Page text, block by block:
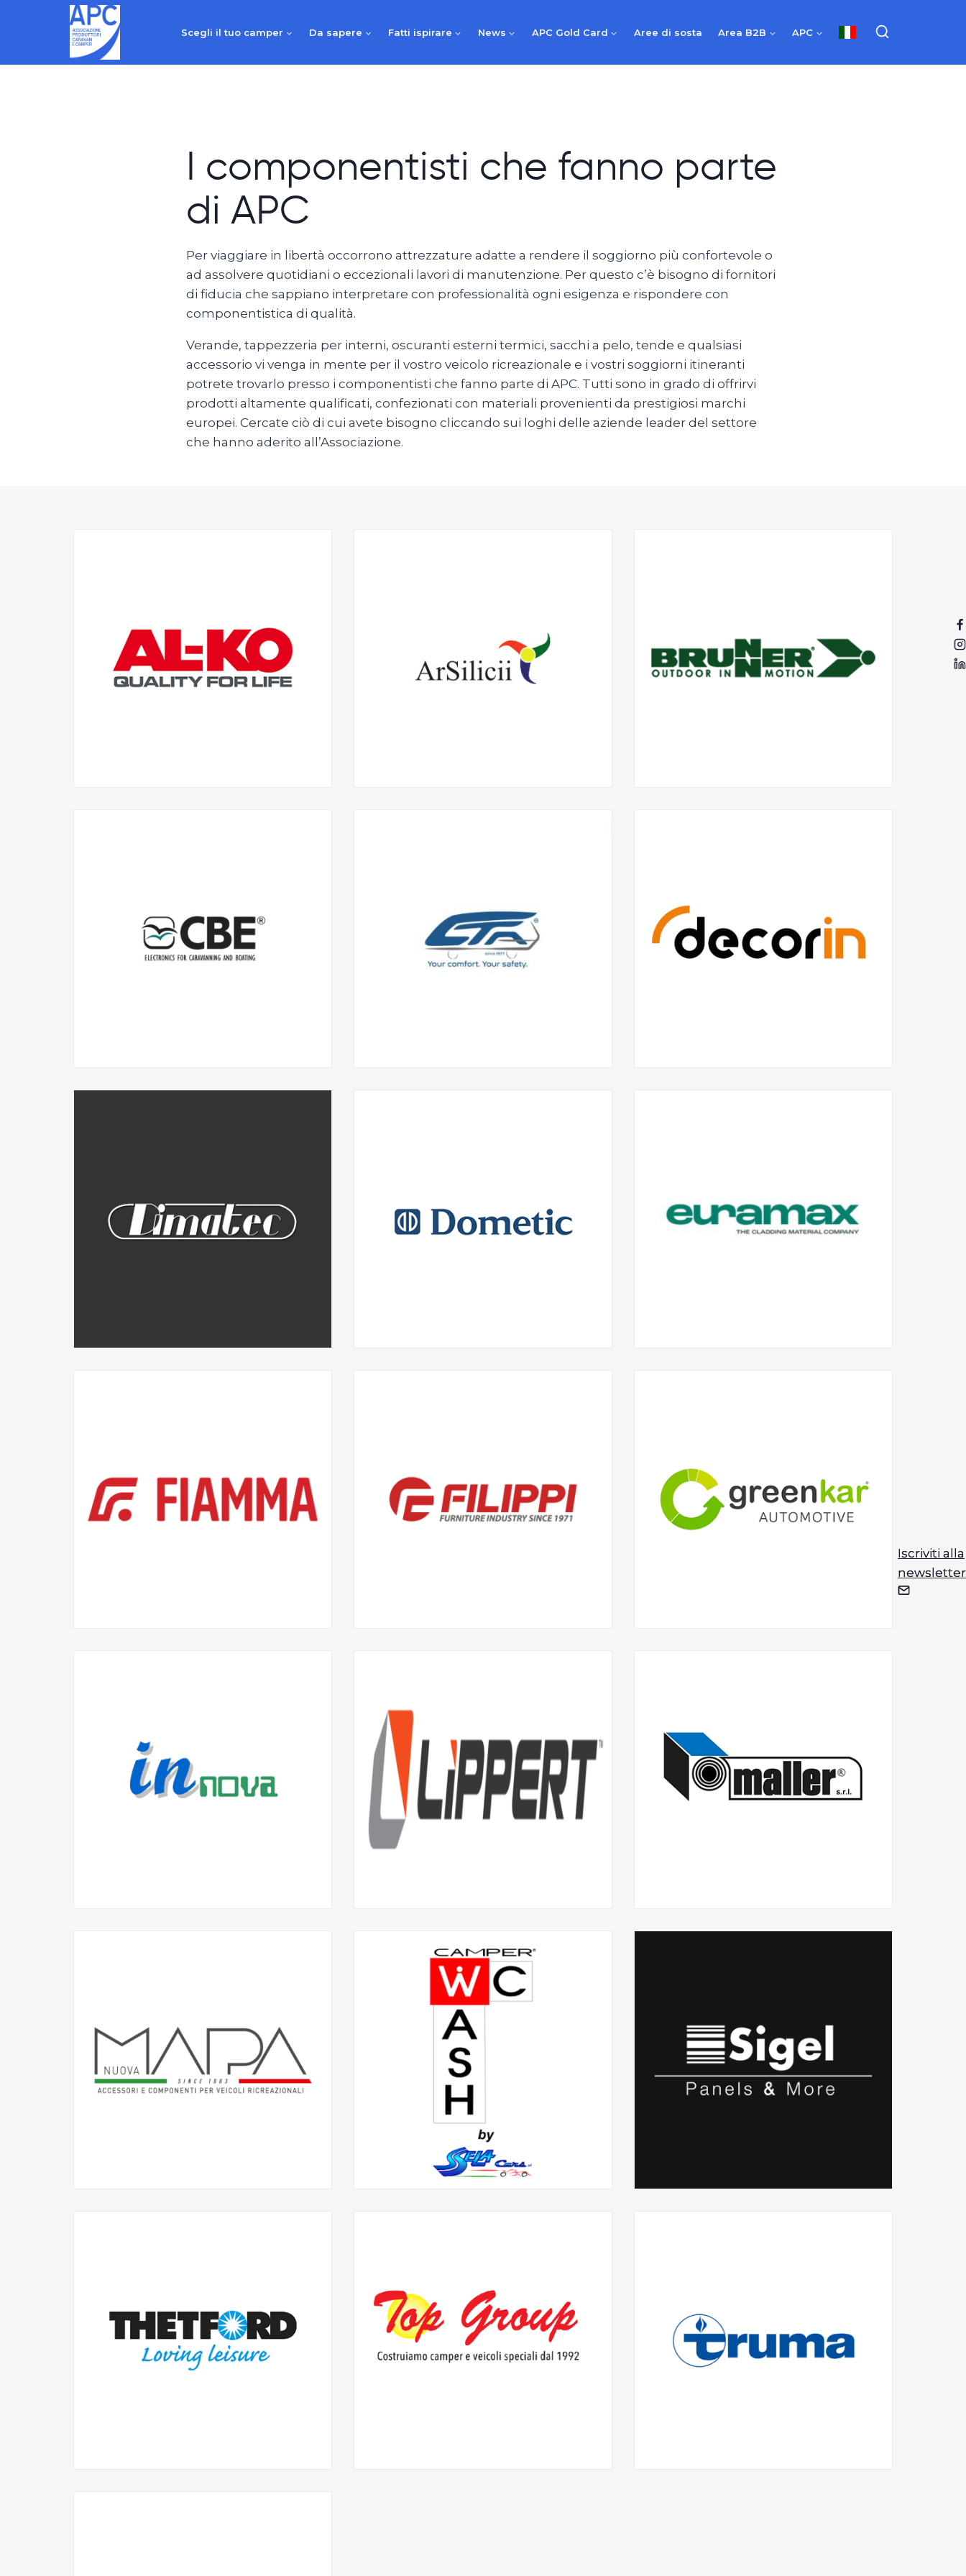
Scegli il tuo camper Da sapere Fatti ispirare News APC Gold Card Aree di sosta Area B2B APC
Iscriviti alla
newsletter
I componentisti che fanno parte
di APC
Per viaggiare in libertà occorrono attrezzature adatte a rendere il soggiorno più confortevole o
ad assolvere quotidiani o eccezionali lavori di manutenzione. Per questo c’è bisogno di fornitori
di fiducia che sappiano interpretare con professionalità ogni esigenza e rispondere con
componentistica di qualità.
Verande, tappezzeria per interni, oscuranti esterni termici, sacchi a pelo, tende e qualsiasi
accessorio vi venga in mente per il vostro veicolo ricreazionale e i vostri soggiorni itineranti
potrete trovarlo presso i componentisti che fanno parte di APC. Tutti sono in grado di offrirvi
prodotti altamente qualificati, confezionati con materiali provenienti da prestigiosi marchi
europei. Cercate ciò di cui avete bisogno cliccando sui loghi delle aziende leader del settore
che hanno aderito all’Associazione.
Iscriviti alla
newsletter